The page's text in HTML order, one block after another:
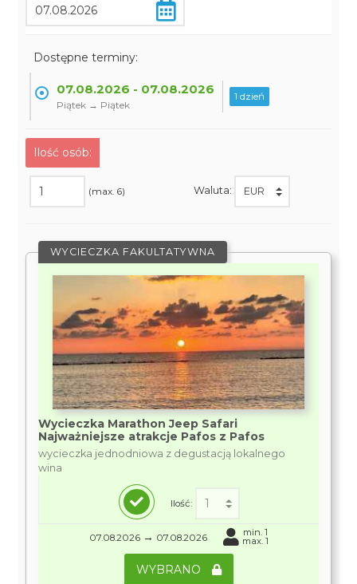
Dostępne terminy:
07.08.2026 - 07.08.2026
Piątek → Piątek
1 dzień
Ilość osób:
(max. 6) Waluta:
WYCIECZKA FAKULTATYWNA
Wycieczka Marathon Jeep Safari
Najważniejsze atrakcje Pafos z Pafos
wycieczka jednodniowa z degustacją lokalnego
wina
Ilość:
07.08.2026 → 07.08.2026 min. 1
max. 1
WYBRANO